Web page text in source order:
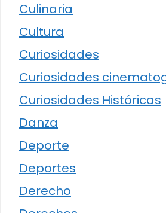
Culinaria
Cultura
Curiosidades
Curiosidades
Curiosidades Históricas
Danza
Deporte
Deportes
Derecho